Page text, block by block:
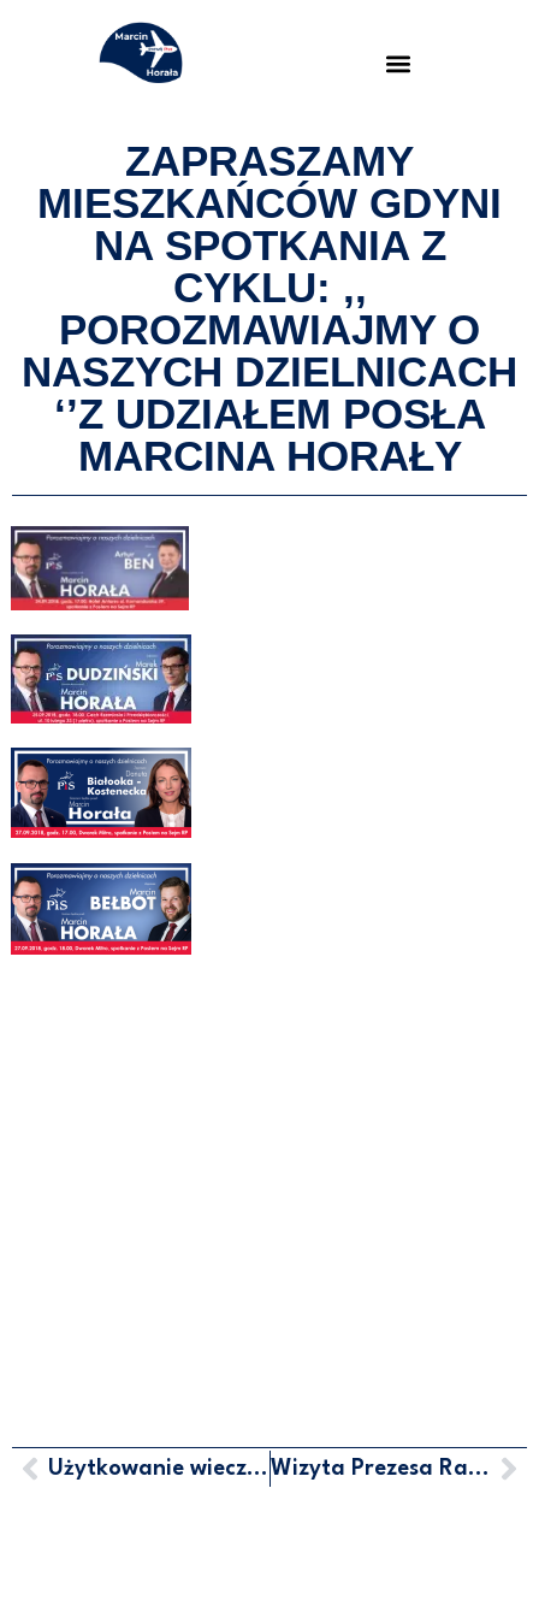
ZAPRASZAMY
MIESZKAŃCÓW GDYNI
NA SPOTKANIA Z
CYKLU: ,,
POROZMAWIAJMY O
NASZYCH DZIELNICACH
‘’Z UDZIAŁEM POSŁA
MARCINA HORAŁY
Użytkowanie wieczyste Wizyta Prezesa Rady Ministrów w Gdyni